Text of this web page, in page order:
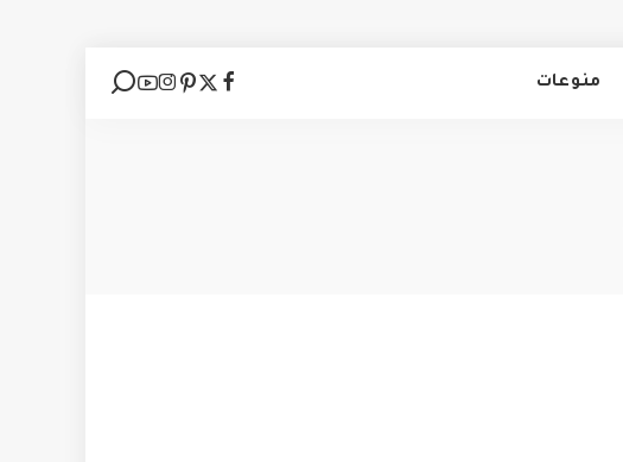
منوعات